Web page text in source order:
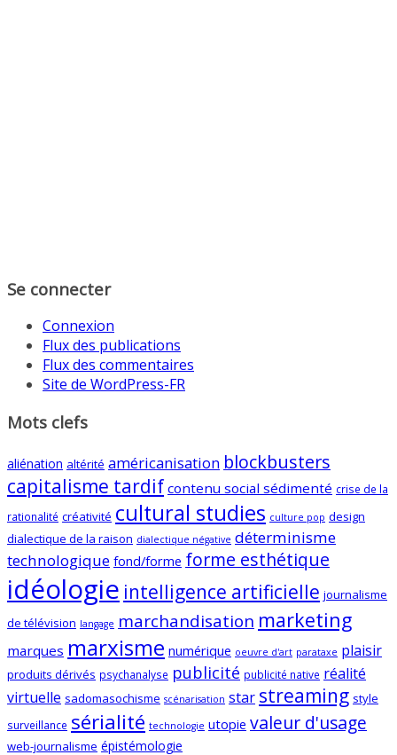
Se connecter
Connexion
Flux des publications
Flux des commentaires
Site de WordPress-FR
Mots clefs
aliénation altérité américanisation blockbusters
capitalisme tardif contenu social sédimenté crise de la
rationalité créativité cultural studies culture pop design
dialectique de la raison dialectique négative déterminisme
technologique fond/forme forme esthétique
idéologie intelligence artificielle journalisme
de télévision langage marchandisation marketing
marques marxisme numérique oeuvre d'art parataxe plaisir
produits dérivés psychanalyse publicité publicité native réalité
virtuelle sadomasochisme scénarisation star streaming style
surveillance sérialité technologie utopie valeur d'usage
web-journalisme épistémologie